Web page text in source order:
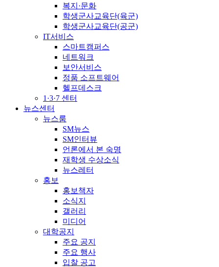
복지·문화
학생군사교육단(육군)
학생군사교육단(공군)
IT서비스
스마트캠퍼스
네트워크
보안서비스
정품 소프트웨어
헬프데스크
1·3·7 센터
뉴스센터
뉴스룸
SM뉴스
SM인터뷰
언론에서 본 숙명
재학생 수상소식
뉴스레터
홍보
홍보책자
소식지
갤러리
미디어
대학공지
주요 공지
주요 행사
입찰 공고